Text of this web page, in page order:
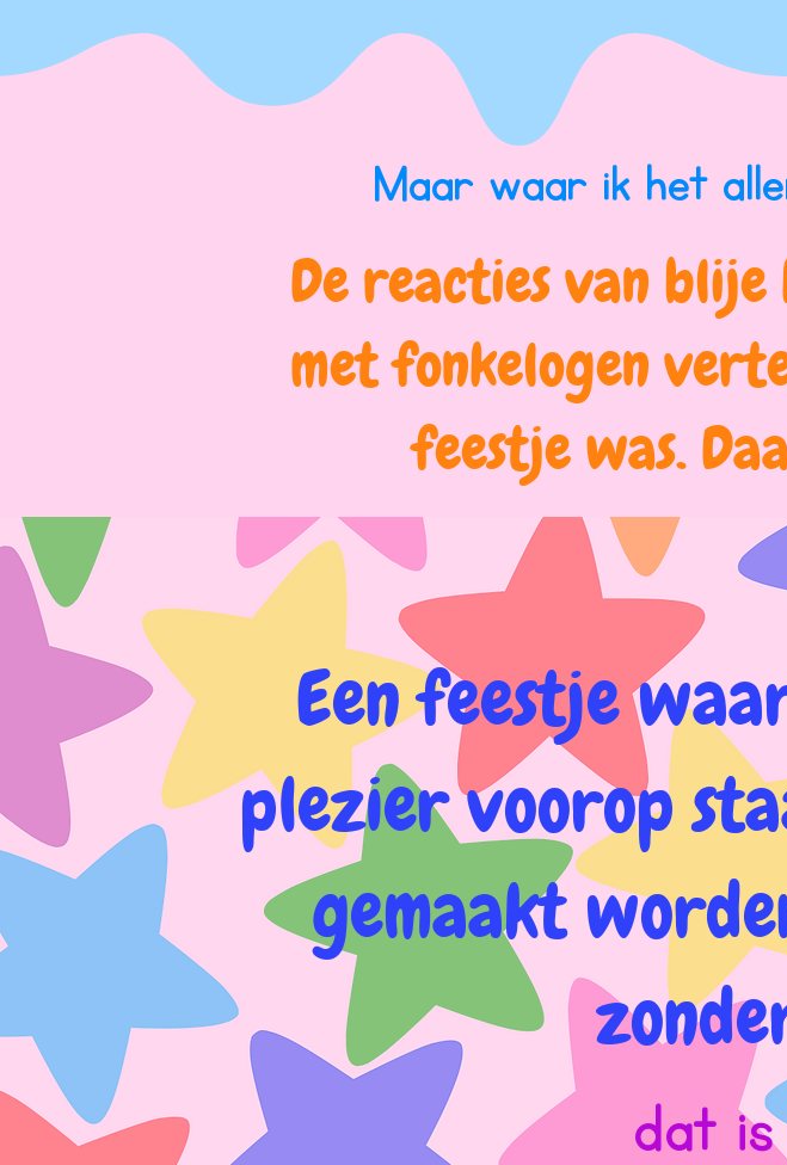
Maar waar ik het
De reacties van blije
met fonkelogen
feestje was.
Een feestje
plezier voorop
gemaakt
dat is